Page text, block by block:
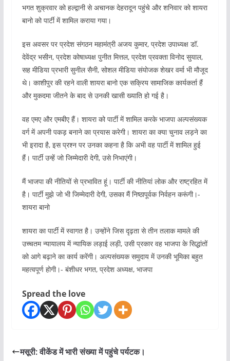
भगत शुक्रवार को हल्द्वानी से अचानक देहरादून पहुंचे और शनिवार को शायरा
बानो को पार्टी में शामिल कराया गया।
इस अवसर पर प्रदेश संगठन महामंत्री अजय कुमार, प्रदेश उपाध्यक्ष डॉ.
देवेंद्र भसीन, प्रदेश कोषाध्यक्ष पुनीत मित्तल, प्रदेश प्रवक्ता विनोद सुयाल,
सह मीडिया प्रभारी सुनील सैनी, सोशल मीडिया संयोजक शेखर वर्मा भी मौजूद
थे। काशीपुर की रहने वाली शायरा बानो एक सक्रिय सामाजिक कार्यकर्ता हैं
और मुकदमा जीतने के बाद से उनकी खासी ख्याति हो गई है।
वह एमए और एमबीए हैं। शायरा को पार्टी में शामिल करके भाजपा अल्पसंख्यक
वर्ग में अपनी पकड़ बनाने का प्रयास करेगी। शायरा का क्या चुनाव लड़ने का
भी इरादा है, इस प्रश्न पर उनका कहना है कि अभी वह पार्टी में शामिल हुई
हैं। पार्टी उन्हें जो जिम्मेदारी देगी, उसे निभाएंगी।
मैं भाजपा की नीतियों से प्रभावित हूं। पार्टी की नीतियां लोक और राष्ट्रहित में
है। पार्टी मुझे जो भी जिम्मेदारी देगी, उसका मैं निष्ठापूर्वक निर्वहन करूंगी।-
शायरा बानो
शायरा का पार्टी में स्वागत है। उन्होंने जिस दृढ़ता से तीन तलाक मामले की
उच्चतम न्यायालय में न्यायिक लड़ाई लड़ी, उसी प्रकार वह भाजपा के सिद्धांतों
को आगे बढ़ाने का कार्य करेंगी। अल्पसंख्यक समुदाय में उनकी भूमिका बहुत
महत्वपूर्ण होगी।- बंशीधर भगत, प्रदेश अध्यक्ष, भाजपा
Spread the love
मसूरी: वीकेंड में भारी संख्या में पहुंचे पर्यटक।